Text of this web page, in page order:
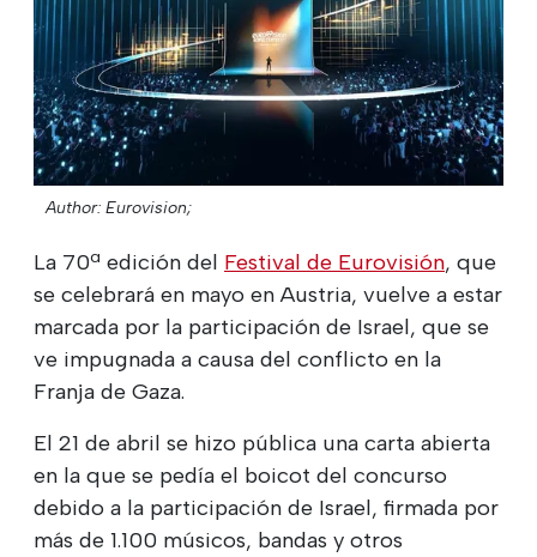
Author: Eurovision;
La 70ª edición del Festival de Eurovisión, que
se celebrará en mayo en Austria, vuelve a estar
marcada por la participación de Israel, que se
ve impugnada a causa del conflicto en la
Franja de Gaza.
El 21 de abril se hizo pública una carta abierta
en la que se pedía el boicot del concurso
debido a la participación de Israel, firmada por
más de 1.100 músicos, bandas y otros